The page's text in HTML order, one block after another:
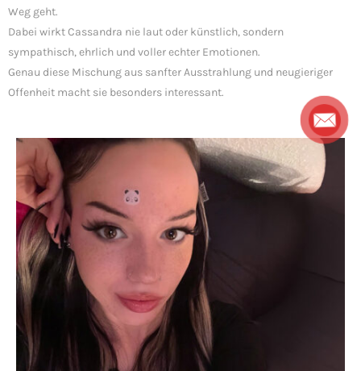
Weg geht.
Dabei wirkt Cassandra nie laut oder künstlich, sondern
sympathisch, ehrlich und voller echter Emotionen.
Genau diese Mischung aus sanfter Ausstrahlung und neugieriger
Offenheit macht sie besonders interessant.